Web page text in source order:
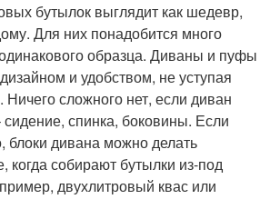
бутылок выглядит как шедевр,
Для них понадобится много
образца. Диваны и пуфы
и удобством, не уступая
сложного нет, если диван
спинка, боковины. Если
блоки дивана можно делать
когда собирают бутылки из-под
двухлитровый квас или